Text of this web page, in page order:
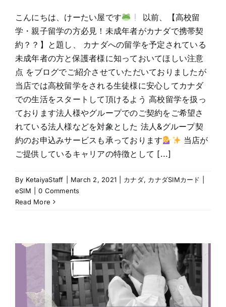
こんにちは、けーたい屋です
以前、【高校留
学・親子留学の方必見！未成年者がカナダで携帯契
約？？】と題し、 カナダへの留学を予定されている
未成年者の方と保護者様に知っておいてほしい注意
点 をブログでご紹介させていただいておりましたが
当店では高校留学をされる生徒様に安心してカナダ
での生活をスタートして頂けるよう 高校留学を扱っ
ております法人様やグループでのご契約をご希望さ
れている法人様などを対象とした 法人&グループ契
約のお申込みサービスも承っております
当店が
ご提供しているキャリアの特徴として [...]
By KetaiyaStaff March 2, 2021 カナダ, カナダSIMカード |
eSIM
0 Comments
Read More